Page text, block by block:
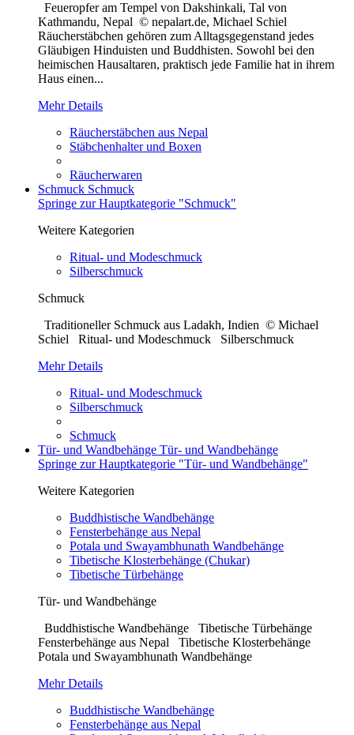
Feueropfer am Tempel von Dakshinkali, Tal von
Kathmandu, Nepal © nepalart.de, Michael Schiel
Räucherstäbchen gehören zum Alltagsgegenstand jedes
Gläubigen Hinduisten und Buddhisten. Sowohl bei den
heimischen Hausaltaren, praktisch jede Familie hat in ihrem
Haus einen...
Mehr Details
Räucherstäbchen aus Nepal
Stäbchenhalter und Boxen
Räucherwaren
Schmuck Schmuck
Springe zur Hauptkategorie "Schmuck"
Weitere Kategorien
Ritual- und Modeschmuck
Silberschmuck
Schmuck
Traditioneller Schmuck aus Ladakh, Indien © Michael
Schiel Ritual- und Modeschmuck Silberschmuck
Mehr Details
Ritual- und Modeschmuck
Silberschmuck
Schmuck
Tür- und Wandbehänge Tür- und Wandbehänge
Springe zur Hauptkategorie "Tür- und Wandbehänge"
Weitere Kategorien
Buddhistische Wandbehänge
Fensterbehänge aus Nepal
Potala und Swayambhunath Wandbehänge
Tibetische Klosterbehänge (Chukar)
Tibetische Türbehänge
Tür- und Wandbehänge
Buddhistische Wandbehänge Tibetische Türbehänge
Fensterbehänge aus Nepal Tibetische Klosterbehänge
Potala und Swayambhunath Wandbehänge
Mehr Details
Buddhistische Wandbehänge
Fensterbehänge aus Nepal